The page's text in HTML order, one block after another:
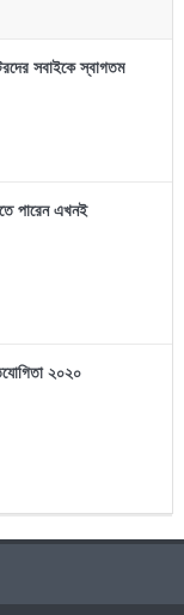
সবাইকে স্বাগতম
পারেন এখনই
২০২০